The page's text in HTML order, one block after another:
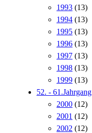
1993 (13)
1994 (13)
1995 (13)
1996 (13)
1997 (13)
1998 (13)
1999 (13)
52. - 61.Jahrgang
2000 (12)
2001 (12)
2002 (12)